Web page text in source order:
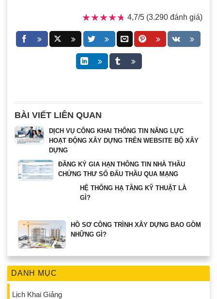
DANH MỤC
Lịch Khai Giảng
★★★★★
★★★★★ 4,7/5 (3.290 đánh giá)
BÀI VIẾT LIÊN QUAN
DỊCH VỤ CÔNG KHAI THÔNG TIN NĂNG LỰC
HOẠT ĐỘNG XÂY DỰNG TRÊN WEBSITE BỘ XÂY
DỰNG
ĐĂNG KÝ GIA HẠN THÔNG TIN NHÀ THẦU
CHỨNG THƯ SỐ ĐẤU THẦU QUA MẠNG
HỆ THỐNG HẠ TẦNG KỸ THUẬT LÀ
GÌ?
HỒ SƠ CÔNG TRÌNH XÂY DỰNG BAO GỒM
NHỮNG GÌ?